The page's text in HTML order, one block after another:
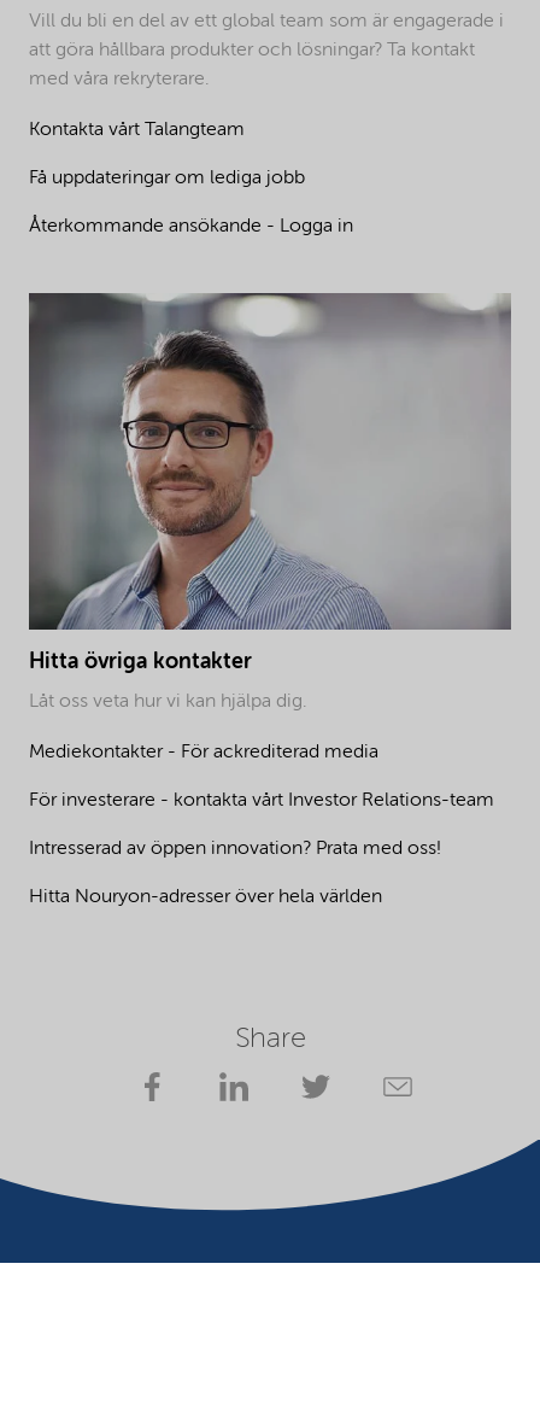
Vill du bli en del av ett global team som är engagerade i
att göra hållbara produkter och lösningar? Ta kontakt
med våra rekryterare.
Kontakta vårt Talangteam
Få uppdateringar om lediga jobb
Återkommande ansökande - Logga in
Hitta övriga kontakter
Låt oss veta hur vi kan hjälpa dig.
Mediekontakter - För ackrediterad media
För investerare - kontakta vårt Investor Relations-team
Intresserad av öppen innovation? Prata med oss!
Hitta Nouryon-adresser över hela världen
Share